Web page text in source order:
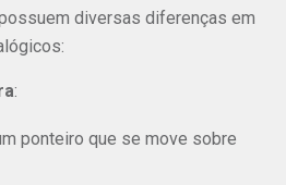
diversas diferenças em
:
ponteiro que se move sobre